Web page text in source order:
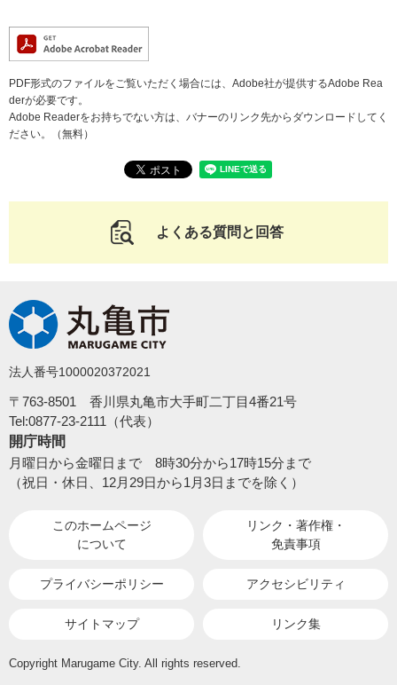
PDF形式のファイルをご覧いただく場合には、Adobe社が提供するAdobe Rea
derが必要です。
Adobe Readerをお持ちでない方は、バナーのリンク先からダウンロードしてく
ださい。（無料）
よくある質問と回答
法人番号1000020372021
〒763-8501 香川県丸亀市大手町二丁目4番21号
Tel:0877-23-2111（代表）
開庁時間
月曜日から金曜日まで 8時30分から17時15分まで
（祝日・休日、12月29日から1月3日までを除く）
このホームページ
について
リンク・著作権・
免責事項
プライバシーポリシー アクセシビリティ
サイトマップ リンク集
Copyright Marugame City. All rights reserved.